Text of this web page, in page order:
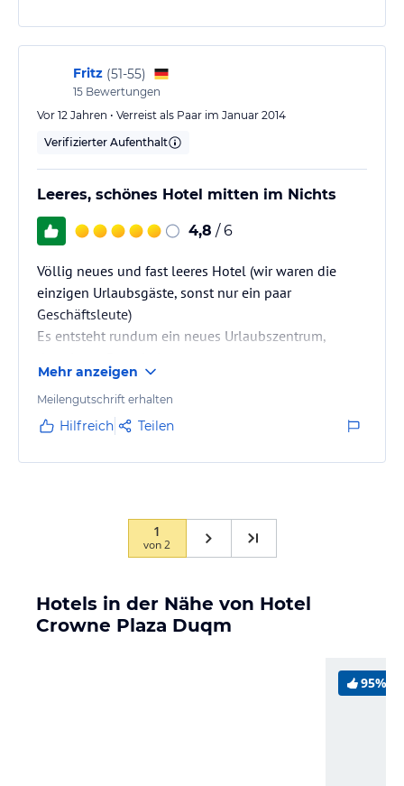
Fritz (51-55)
15 Bewertungen
Vor 12 Jahren • Verreist als Paar im Januar 2014
Verifizierter Aufenthalt
Leeres, schönes Hotel mitten im Nichts
4,8 / 6
Völlig neues und fast leeres Hotel (wir waren die
einzigen Urlaubsgäste, sonst nur ein paar
Geschäftsleute)
Es entsteht rundum ein neues Urlaubszentrum,
Strand nicht gut zum Baden (Felsen/Korallen)
Mehr anzeigen
Meilengutschrift erhalten
Hilfreich Teilen
1
von2
Hotels in der Nähe von Hotel
Crowne Plaza Duqm
95%